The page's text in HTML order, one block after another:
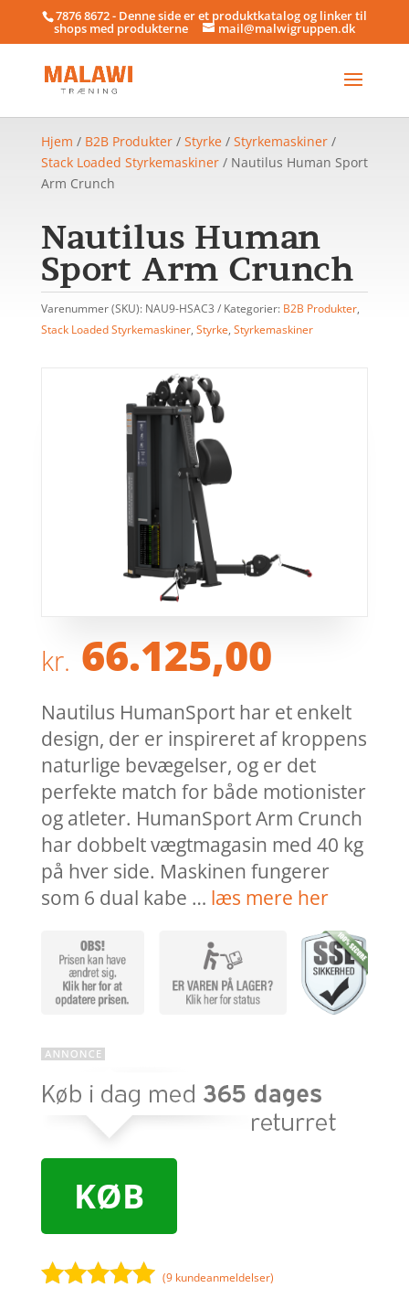
7876 8672 - Denne side er et produktkatalog og linker til
shops med produkterne mail@malwigruppen.dk
Hjem / B2B Produkter/ Styrke/ Styrkemaskiner/
Stack Loaded Styrkemaskiner/ Nautilus Human Sport
Arm Crunch
Nautilus Human
Sport Arm Crunch
Varenummer (SKU): NAU9-HSAC3 Kategorier: B2B Produkter,
Stack Loaded Styrkemaskiner, Styrke, Styrkemaskiner
kr. 66.125,00
Nautilus HumanSport har et enkelt
design, der er inspireret af kroppens
naturlige bevægelser, og er det
perfekte match for både motionister
og atleter. HumanSport Arm Crunch
har dobbelt vægtmagasin med 40 kg
på hver side. Maskinen fungerer
som 6 dual kabe … læs mere her
KØB
(9 kundeanmeldelser)